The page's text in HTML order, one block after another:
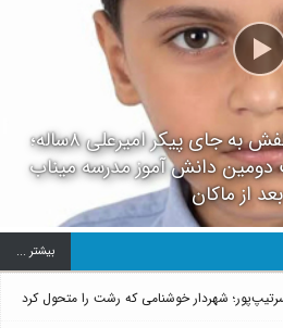
فیلم/ دفن یک لنگه کفش به جای پیکر امیرعلی ۸ساله؛
دومین دانش آموز مدرسه میناب
بعد از ماکان
بيشتر ...